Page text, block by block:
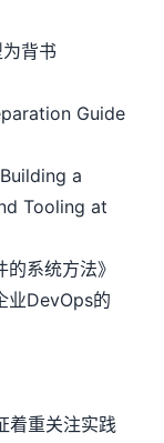
背书
Guide
a
Tooling at
系统方法》
DevOps的
重关注实践